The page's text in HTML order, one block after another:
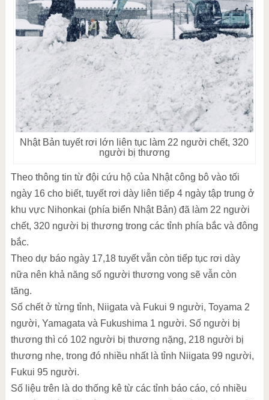
Nhật Bản tuyết rơi lớn liên tục làm 22 người chết, 320
người bị thương
Theo thông tin từ đội cứu hộ của Nhật công bô vào tối
ngày 16 cho biết, tuyết rơi dày liên tiếp 4 ngày tập trung ở
khu vực Nihonkai (phía biển Nhật Bản) đã làm 22 người
chết, 320 người bị thương trong các tỉnh phía bắc và đông
bắc.
Theo dự báo ngày 17,18 tuyết vẫn còn tiếp tục rơi dày
nữa nên khả năng số người thương vong sẽ vẫn còn
tăng.
Số chết ở từng tỉnh, Niigata và Fukui 9 người, Toyama 2
người, Yamagata và Fukushima 1 người. Số người bị
thương thì có 102 người bị thương nặng, 218 người bị
thương nhẹ, trong đó nhiều nhất là tỉnh Niigata 99 người,
Fukui 95 người.
Số liệu trên là do thống kê từ các tỉnh báo cáo, có nhiều